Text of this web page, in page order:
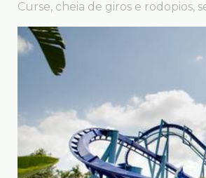
Curse, cheia de giros e rodopios,